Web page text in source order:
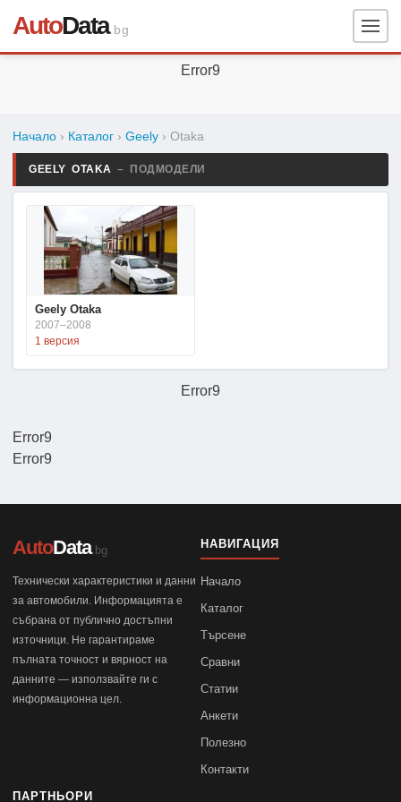
AutoData.bg
Error9
Error9
Начало › Каталог › Geely › Otaka
GEELY OTAKA – ПОДМОДЕЛИ
Geely Otaka
2007–2008
1 версия
Error9
Error9
AutoData.bg
Технически характеристики и данни
за автомобили. Информацията е
събрана от публично достъпни
източници. Не гарантираме
пълната точност и вярност на
данните — използвайте ги с
информационна цел.
НАВИГАЦИЯ
Начало
Каталог
Търсене
Сравни
Статии
Анкети
Полезно
Контакти
ПАРТНЬОРИ